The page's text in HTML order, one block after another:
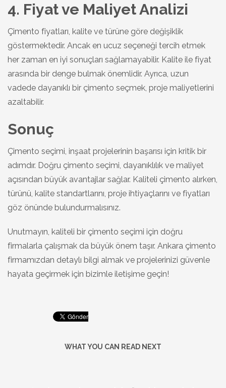
4. Fiyat ve Maliyet Analizi
Çimento fiyatları, kalite ve türüne göre değişiklik
göstermektedir. Ancak en ucuz seçeneği tercih etmek
her zaman en iyi sonuçları sağlamayabilir. Kalite ile fiyat
arasında bir denge bulmak önemlidir. Ayrıca, uzun
vadede dayanıklı bir çimento seçmek, proje maliyetlerini
azaltabilir.
Sonuç
Çimento seçimi, inşaat projelerinin başarısı için kritik bir
adımdır. Doğru çimento seçimi, dayanıklılık ve maliyet
açısından büyük avantajlar sağlar. Kaliteli çimento alırken,
türünü, kalite standartlarını, proje ihtiyaçlarını ve fiyatları
göz önünde bulundurmalısınız.
Unutmayın, kaliteli bir çimento seçimi için doğru
firmalarla çalışmak da büyük önem taşır. Ankara çimento
firmamızdan detaylı bilgi almak ve projelerinizi güvenle
hayata geçirmek için bizimle iletişime geçin!
WHAT YOU CAN READ NEXT